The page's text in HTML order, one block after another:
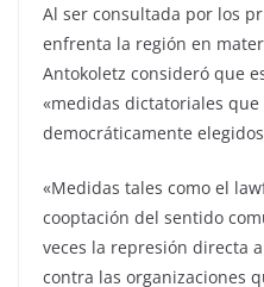
Al ser consultada por los
enfrenta la región en
Antokoletz consideró que
«medidas dictatoriales
democráticamente
«Medidas tales como el
cooptación del sentido
veces la represión directa
contra las organizaciones